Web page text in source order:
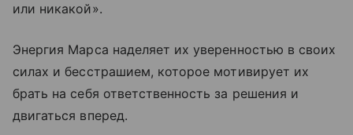
или никакой».
Энергия Марса наделяет их уверенностью в своих
силах и бесстрашием, которое мотивирует их
брать на себя ответственность за решения и
двигаться вперед.